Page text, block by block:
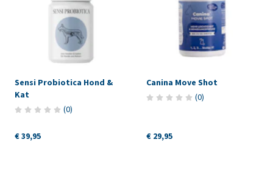
Sensi Probiotica Hond &
Kat
(0)
€ 39,95
Canina Move Shot
(0)
€ 29,95